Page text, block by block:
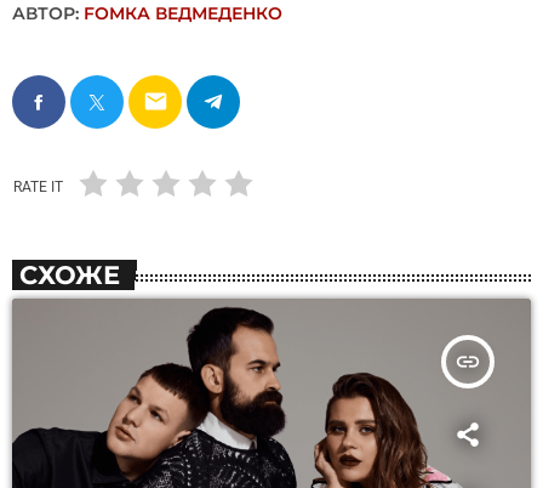
АВТОР: FОMКА ВЕДМЕДЕНКО
email
RATE IT
СХОЖЕ
insert_link